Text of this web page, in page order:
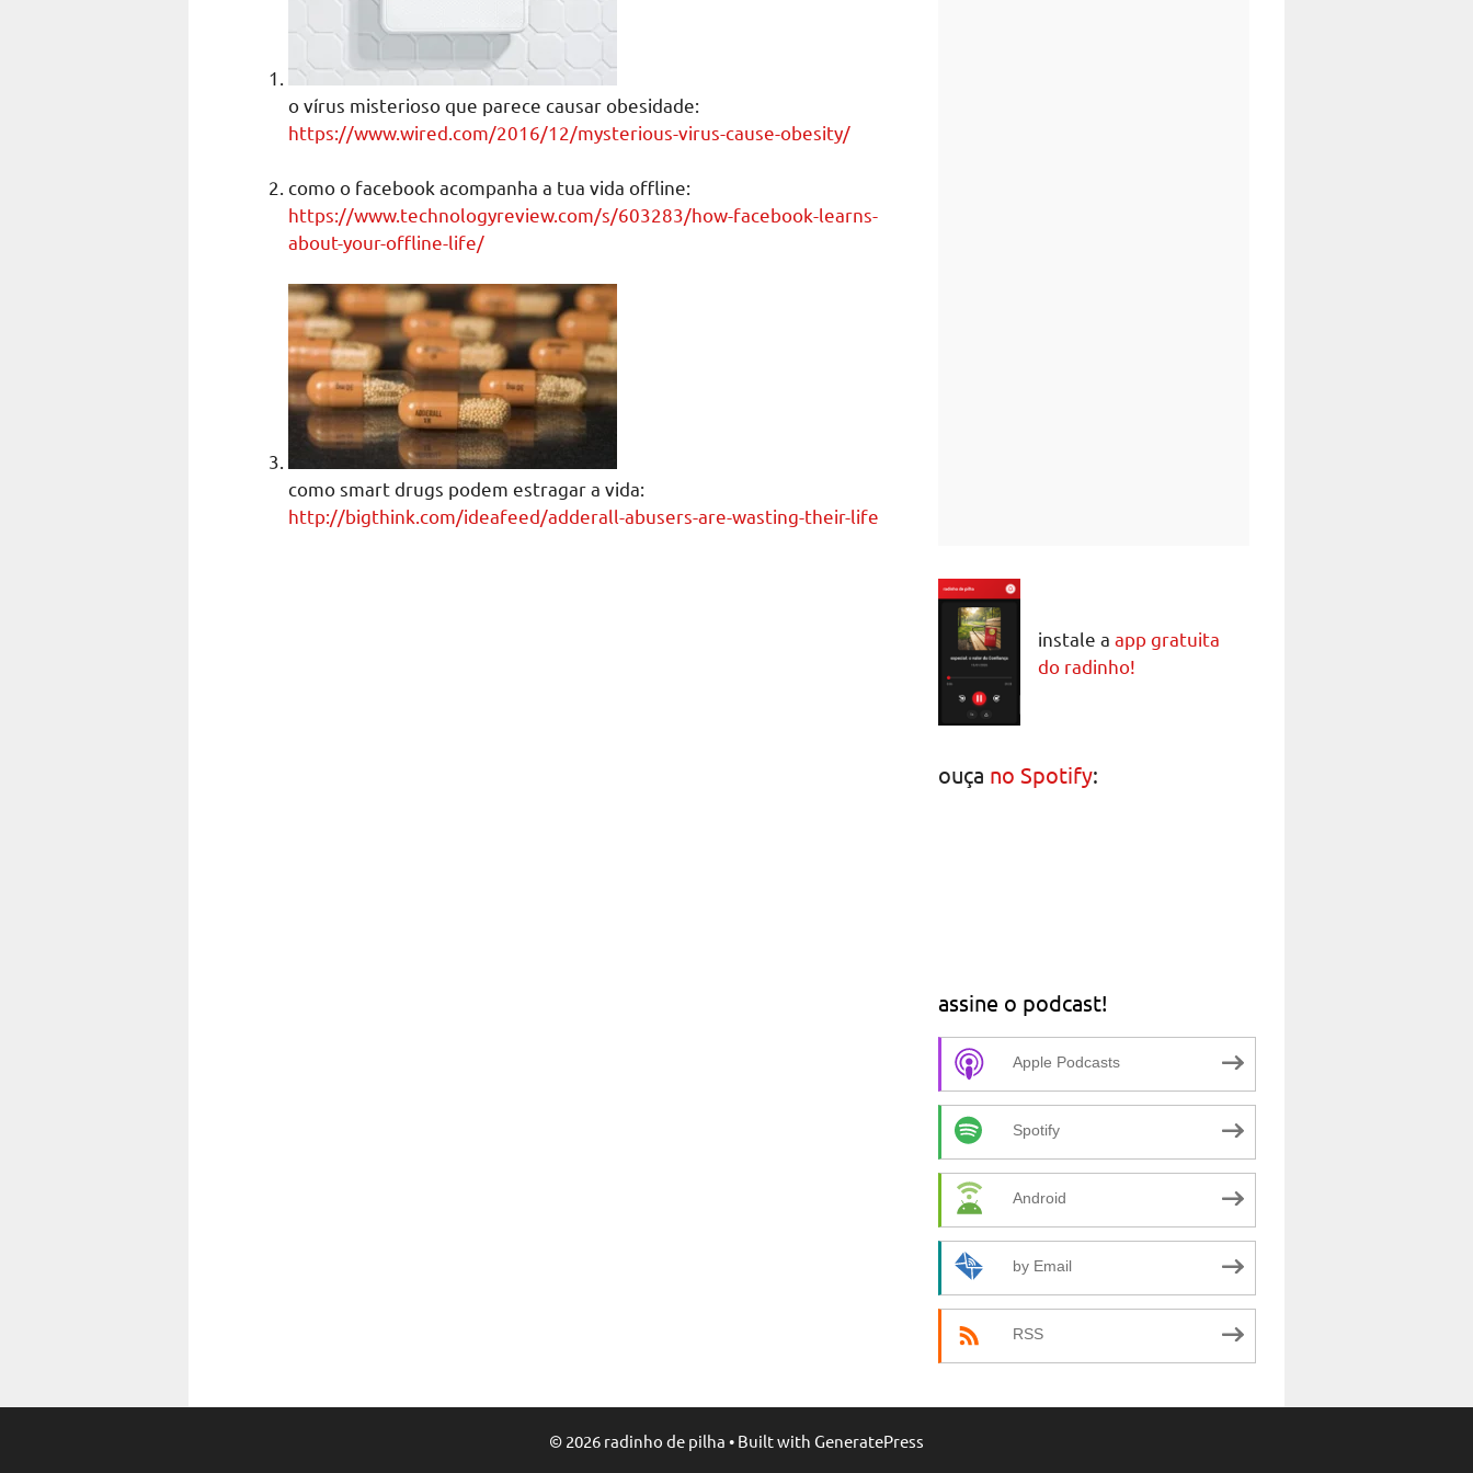
o vírus misterioso que parece causar obesidade:
https://www.wired.com/2016/12/mysterious-virus-cause-obesity/
como o facebook acompanha a tua vida offline:
https://www.technologyreview.com/s/603283/how-facebook-learns-
about-your-offline-life/
como smart drugs podem estragar a vida:
http://bigthink.com/ideafeed/adderall-abusers-are-wasting-their-life
instale a app gratuita
do radinho!
ouça no Spotify:
assine o podcast!
Apple Podcasts
Spotify
Android
by Email
RSS
© 2026 radinho de pilha • Built with GeneratePress